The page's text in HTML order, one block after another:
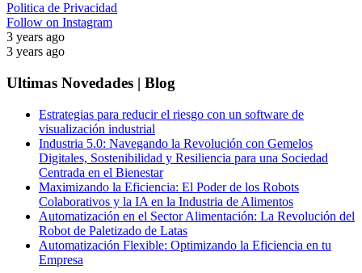
Politica de Privacidad
Follow on Instagram
3 years ago
3 years ago
Ultimas Novedades | Blog
Estrategias para reducir el riesgo con un software de
visualización industrial
Industria 5.0: Navegando la Revolución con Gemelos
Digitales, Sostenibilidad y Resiliencia para una Sociedad
Centrada en el Bienestar
Maximizando la Eficiencia: El Poder de los Robots
Colaborativos y la IA en la Industria de Alimentos
Automatización en el Sector Alimentación: La Revolución del
Robot de Paletizado de Latas
Automatización Flexible: Optimizando la Eficiencia en tu
Empresa